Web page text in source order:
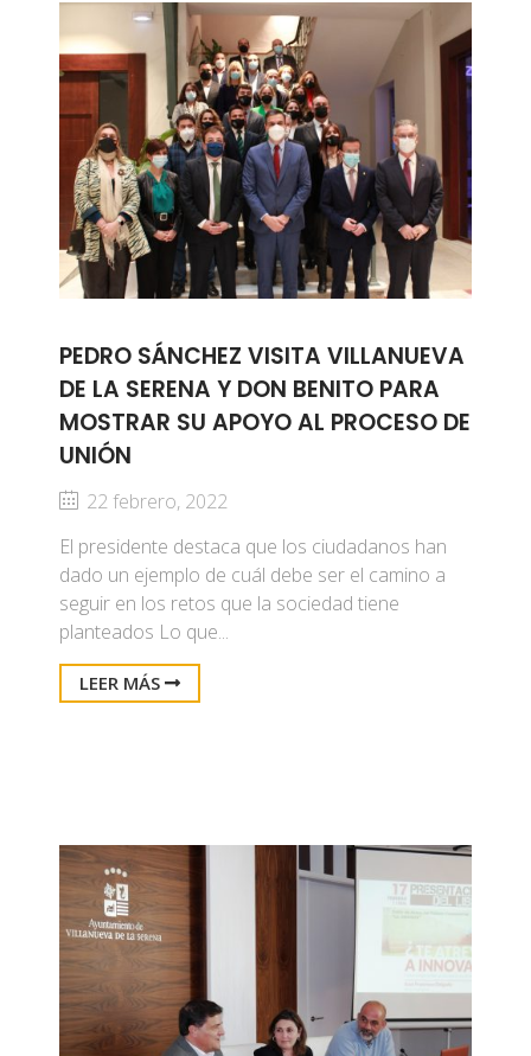
PEDRO SÁNCHEZ VISITA VILLANUEVA
DE LA SERENA Y DON BENITO PARA
MOSTRAR SU APOYO AL PROCESO DE
UNIÓN
22 febrero, 2022
El presidente destaca que los ciudadanos han
dado un ejemplo de cuál debe ser el camino a
seguir en los retos que la sociedad tiene
planteados Lo que...
LEER MÁS